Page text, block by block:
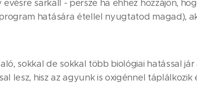
sarkall - persze ha ehhez hozzájön,
hatására étellel nyugtatod magad),
sokkal de sokkal több biológiai hatással
lesz, hisz az agyunk is oxigénnel táplálkozik